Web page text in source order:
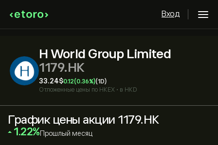
Вход
H World Group Limited
1179.HK
33.24‎$‎0.12(0.36%)(1D)
Отложенные цены по HKEX • в HKD
График цены акции 1179.HK
‎1.22‎ Прошлый месяц